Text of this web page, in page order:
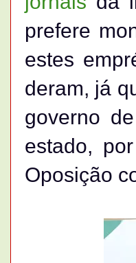
prefere
estes
deram, já
governo
estado,
Oposição